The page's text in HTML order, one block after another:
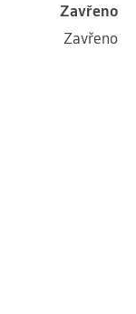
Zavřeno
Zavřeno